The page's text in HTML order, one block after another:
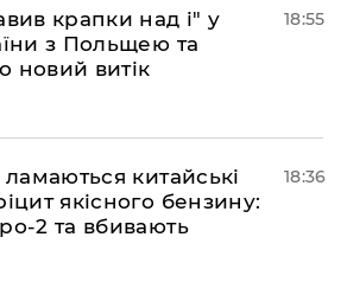
крапки над і" у
з Польщею та
новий витік
18:55
китайські
якісного бензину:
2 та вбивають
18:36